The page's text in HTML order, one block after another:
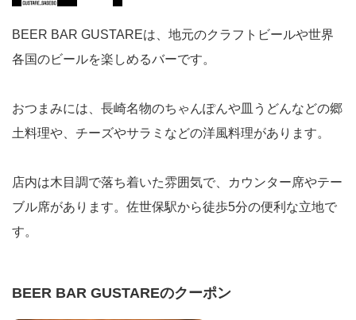
BEER BAR GUSTAREは、地元のクラフトビールや世界
各国のビールを楽しめるバーです。
おつまみには、長崎名物のちゃんぽんや皿うどんなどの郷
土料理や、チーズやサラミなどの洋風料理があります。
店内は木目調で落ち着いた雰囲気で、カウンター席やテー
ブル席があります。佐世保駅から徒歩5分の便利な立地で
す。
BEER BAR GUSTAREのクーポン